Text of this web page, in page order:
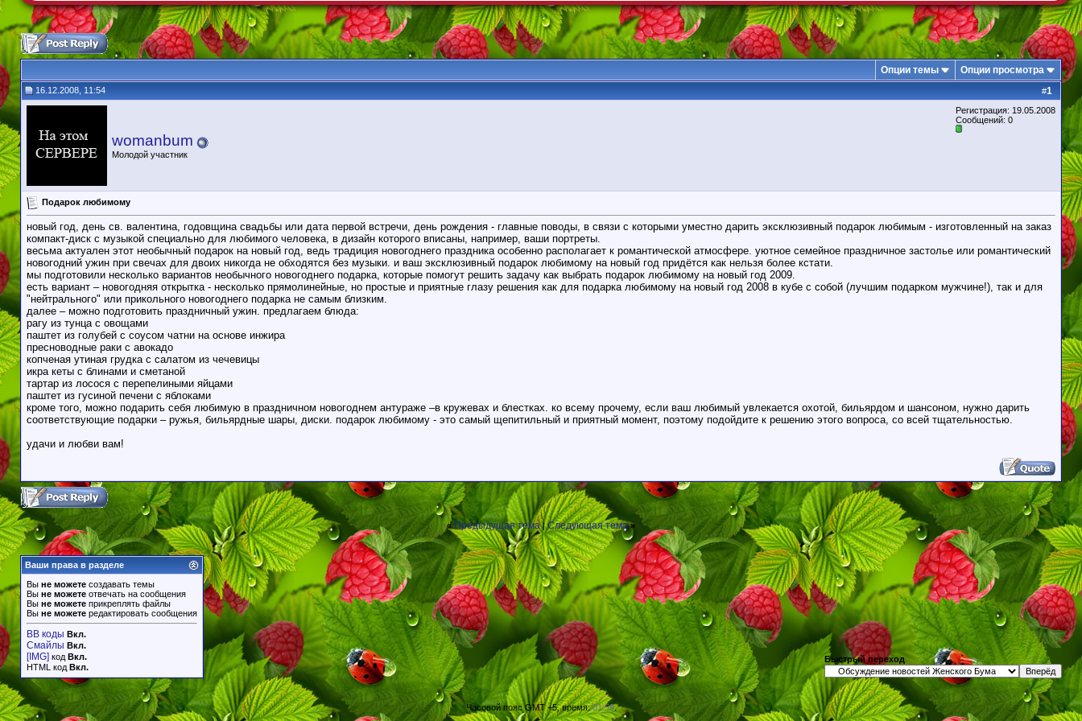
Опции темы Опции просмотра
#1
16.12.2008, 11:54
womanbum
Молодой участник
Регистрация: 19.05.2008
Сообщений: 0
Подарок любимому
новый год, день св. валентина, годовщина свадьбы или дата первой встречи, день рождения - главные поводы, в связи с которыми уместно дарить эксклюзивный подарок любимым - изготовленный на заказ
компакт-диск с музыкой специально для любимого человека, в дизайн которого вписаны, например, ваши портреты.
весьма актуален этот необычный подарок на новый год, ведь традиция новогоднего праздника особенно располагает к романтической атмосфере. уютное семейное праздничное застолье или романтический
новогодний ужин при свечах для двоих никогда не обходятся без музыки. и ваш эксклюзивный подарок любимому на новый год придётся как нельзя более кстати.
мы подготовили несколько вариантов необычного новогоднего подарка, которые помогут решить задачу как выбрать подарок любимому на новый год 2009.
есть вариант – новогодняя открытка - несколько прямолинейные, но простые и приятные глазу решения как для подарка любимому на новый год 2008 в кубе с собой (лучшим подарком мужчине!), так и для
"нейтрального" или прикольного новогоднего подарка не самым близким.
далее – можно подготовить праздничный ужин. предлагаем блюда:
рагу из тунца с овощами
паштет из голубей с соусом чатни на основе инжира
пресноводные раки с авокадо
копченая утиная грудка с салатом из чечевицы
икра кеты с блинами и сметаной
тартар из лосося с перепелиными яйцами
паштет из гусиной печени с яблоками
кроме того, можно подарить себя любимую в праздничном новогоднем антураже –в кружевах и блестках. ко всему прочему, если ваш любимый увлекается охотой, бильярдом и шансоном, нужно дарить
соответствующие подарки – ружья, бильярдные шары, диски. подарок любимому - это самый щепитильный и приятный момент, поэтому подойдите к решению этого вопроса, со всей тщательностью.
удачи и любви вам!
« Предыдущая тема|Следующая тема »
Ваши права в разделе
Вы не можете создавать темы
Вы не можете отвечать на сообщения
Вы не можете прикреплять файлы
Вы не можете редактировать сообщения
BB коды Вкл.
Смайлы Вкл.
[IMG] код Вкл.
HTML код Вкл.
Быстрый переход
Часовой пояс GMT +5, время:01:59.